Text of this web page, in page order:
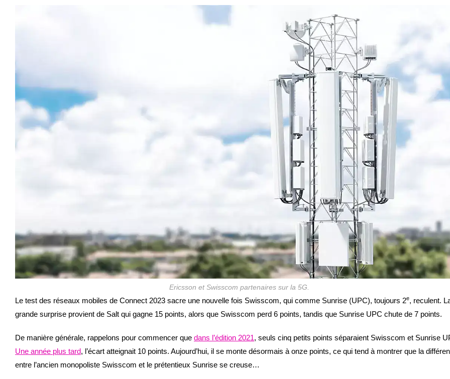
publication :
Ericsson et Swisscom partenaires sur la 5G.
Le test des réseaux mobiles de Connect 2023 sacre une nouvelle fois Swisscom, qui comme Sunrise (UPC), toujours 2e, reculent.
grande surprise provient de Salt qui gagne 15 points, alors que Swisscom perd 6 points, tandis que Sunrise UPC chute de 7 points.
De manière générale, rappelons pour commencer que dans l’édition 2021, seuls cinq petits points séparaient Swisscom et Sunrise
Une année plus tard, l’écart atteignait 10 points. Aujourd’hui, il se monte désormais à onze points, ce qui tend à montrer que la
entre l’ancien monopoliste Swisscom et le prétentieux Sunrise se creuse…